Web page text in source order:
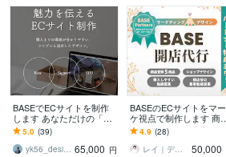
BASEでECサイトを制作
します あなただけの「世
界観」をストアで表現し
ます！
5.0 (39)
yk56_design 65,000 円
BASEのECサイトをマー
ケ視点で制作します 商品
登録・デザイン・販売導
線までまとめて対応しま
す
4.9 (28)
レイ｜デザインするマーケター
50,000